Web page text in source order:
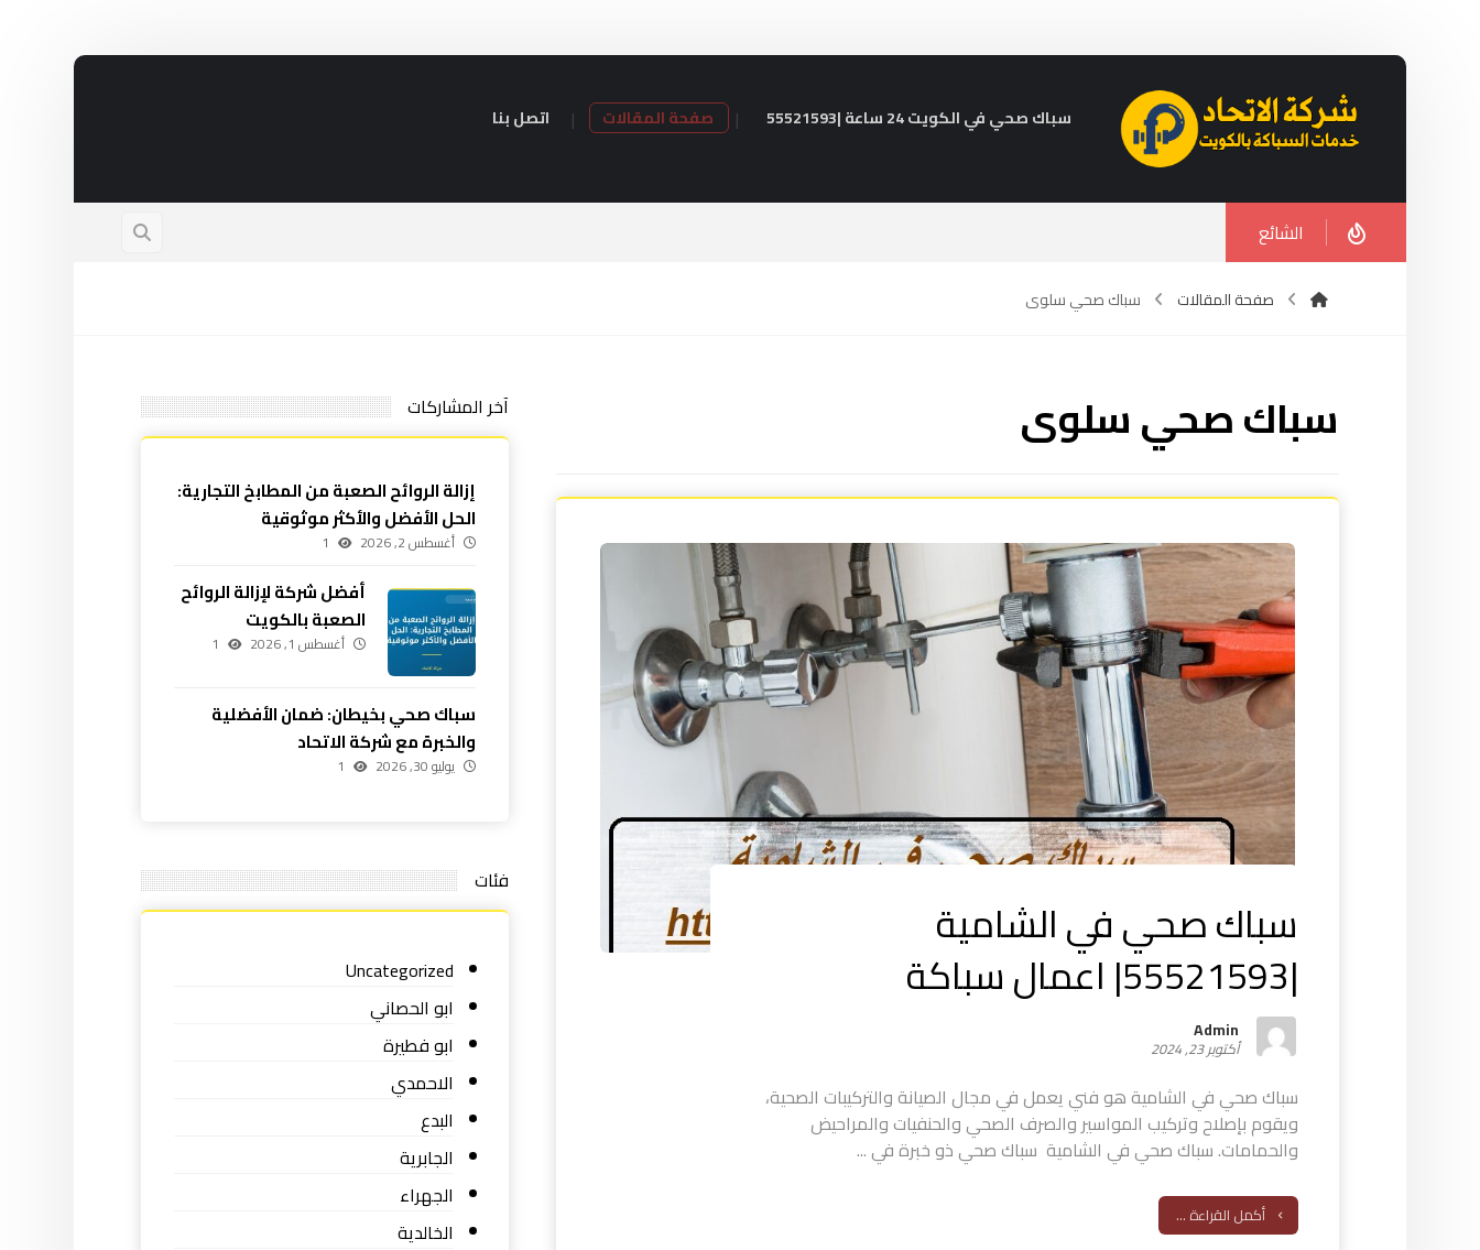
سباك صحي في الكويت 24 ساعة |55521593 صفحة المقالات اتصل بنا
الشائع
صفحة المقالات سباك صحي سلوى
سباك صحي سلوى
سباك صحي في الشامية
|55521593| اعمال سباكة
Admin
أكتوبر 23, 2024
سباك صحي في الشامية هو فني يعمل في مجال الصيانة والتركيبات الصحية،
ويقوم بإصلاح وتركيب المواسير والصرف الصحي والحنفيات والمراحيض
والحمامات. سباك صحي في الشامية سباك صحي ذو خبرة في ...
أكمل القراءة ...
آخر المشاركات
إزالة الروائح الصعبة من المطابخ التجارية:
الحل الأفضل والأكثر موثوقية
أغسطس 2, 2026 1
أفضل شركة لإزالة الروائح
الصعبة بالكويت
أغسطس 1, 2026 1
سباك صحي بخيطان: ضمان الأفضلية
والخبرة مع شركة الاتحاد
يوليو 30, 2026 1
فئات
Uncategorized
ابو الحصاني
ابو فطيرة
الاحمدي
البدع
الجابرية
الجهراء
الخالدية